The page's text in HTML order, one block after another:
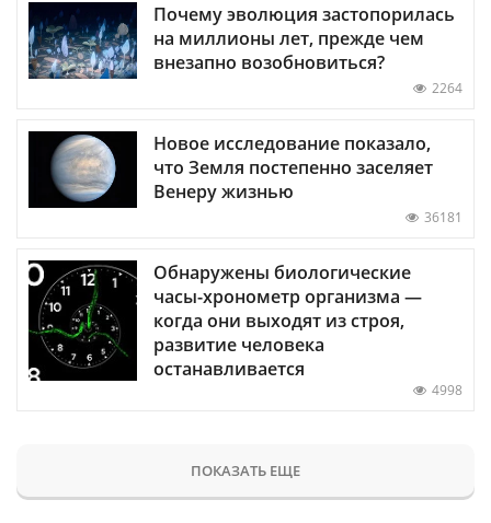
Почему эволюция застопорилась
на миллионы лет, прежде чем
внезапно возобновиться?
2264
Новое исследование показало,
что Земля постепенно заселяет
Венеру жизнью
36181
Обнаружены биологические
часы-хронометр организма —
когда они выходят из строя,
развитие человека
останавливается
4998
ПОКАЗАТЬ ЕЩЕ